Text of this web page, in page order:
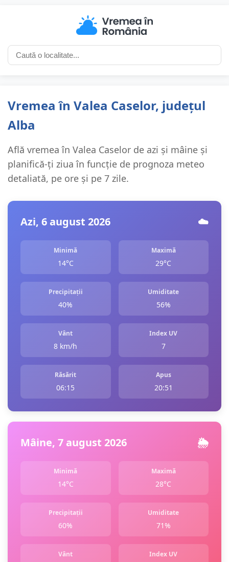
Vremea în Valea Caselor, județul
Alba
Află vremea în Valea Caselor de azi și mâine și
planifică-ți ziua în funcție de prognoza meteo
detaliată, pe ore și pe 7 zile.
Azi, 6 august 2026 ☁️
Minimă
14°C
Maximă
29°C
Precipitații
40%
Umiditate
56%
Vânt
8 km/h
Index UV
7
Răsărit
06:15
Apus
20:51
Mâine, 7 august 2026 🌦️
Minimă
14°C
Maximă
28°C
Precipitații
60%
Umiditate
71%
Vânt Index UV